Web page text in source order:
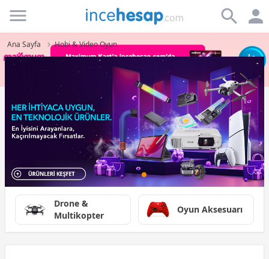
Incehesap
Ana Sayfa Hobi & Video Oyun
Drone &
Multikopter
Oyun Aksesuarı